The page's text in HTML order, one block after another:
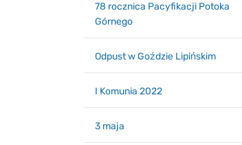
78 rocznica Pacyfikacji Potoka
Górnego
Odpust w Goździe Lipińskim
I Komunia 2022
3 maja